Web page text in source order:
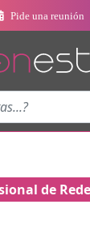
Pide una reunión
de